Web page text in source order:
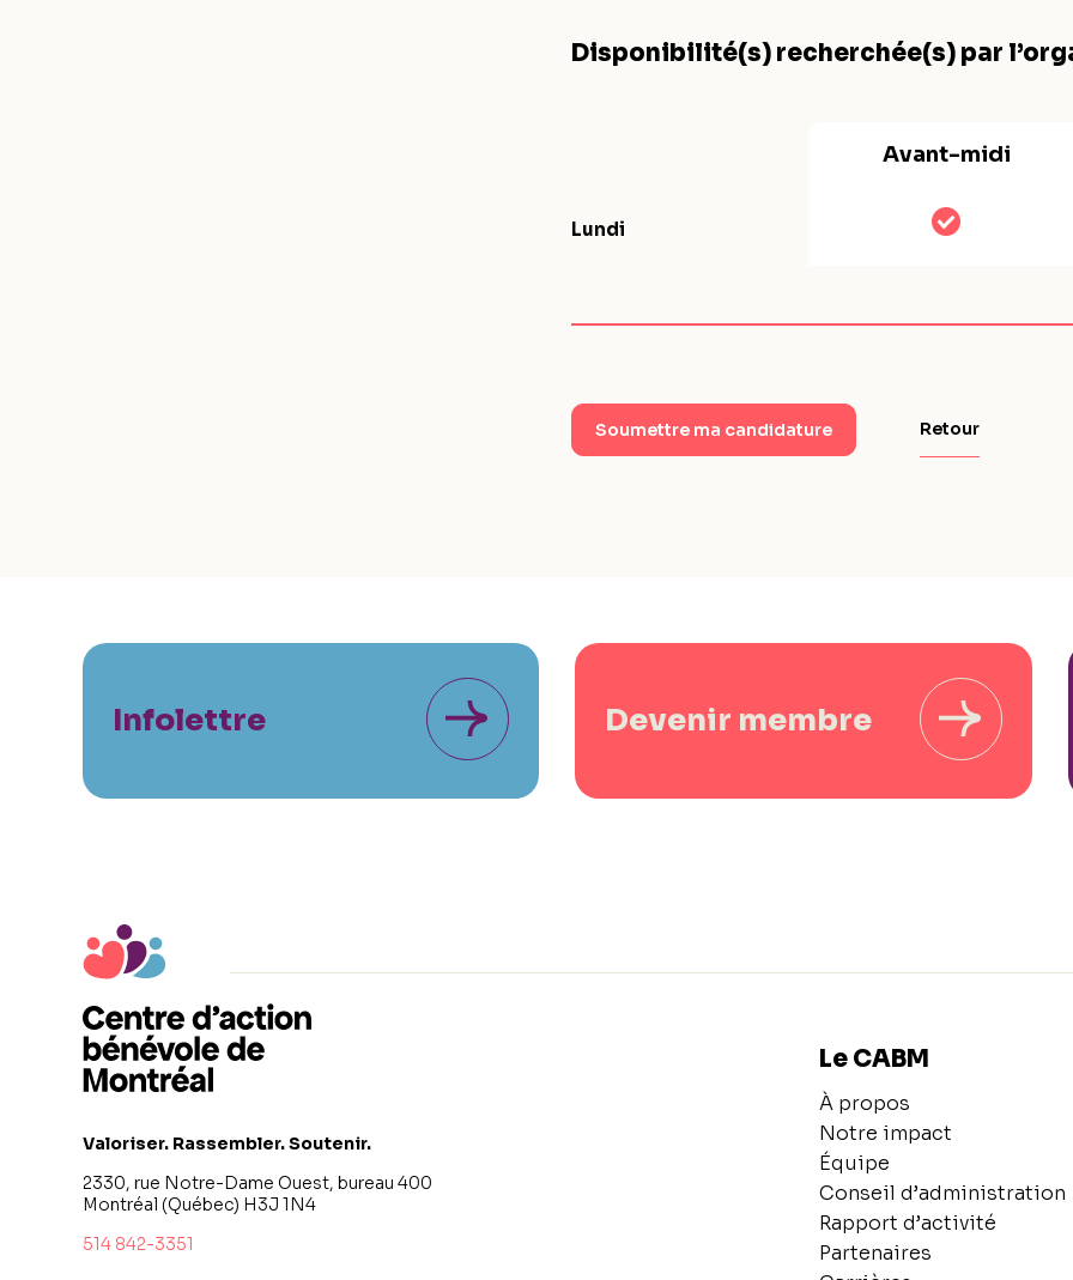
Disponibilité(s) recherchée(s) par
Avant-midi
Lundi
Soumettre ma candidature Retour
Infolettre Devenir membre
Valoriser. Rassembler. Soutenir.
2330, rue Notre-Dame Ouest, bureau 400
Montréal (Québec) H3J 1N4
514 842-3351
Le CABM
À propos
Notre impact
Équipe
Conseil d’administration
Rapport d’activité
Partenaires